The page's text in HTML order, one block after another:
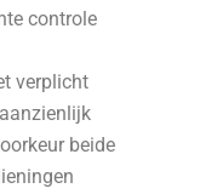
controle
verplicht
beide